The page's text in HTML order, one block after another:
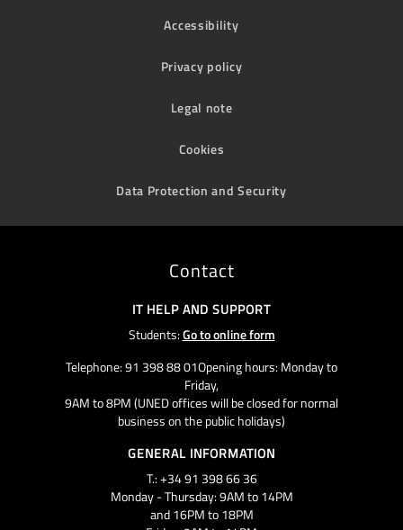
Accessibility
Privacy policy
Legal note
Cookies
Data Protection and Security
Contact
IT HELP AND SUPPORT
Students:Go to online form
Telephone: 91 398 88 01Opening hours: Monday to
Friday,
9AM to 8PM (UNED offices will be closed for normal
business on the public holidays)
GENERAL INFORMATION
T.: +34 91 398 66 36
Monday - Thursday: 9AM to 14PM
and 16PM to 18PM